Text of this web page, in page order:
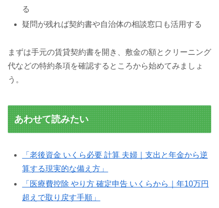
る
疑問が残れば契約書や自治体の相談窓口も活用する
まずは手元の賃貸契約書を開き、敷金の額とクリーニング
代などの特約条項を確認するところから始めてみましょ
う。
あわせて読みたい
「老後資金 いくら必要 計算 夫婦｜支出と年金から逆
算する現実的な備え方」
「医療費控除 やり方 確定申告 いくらから｜年10万円
超えで取り戻す手順」